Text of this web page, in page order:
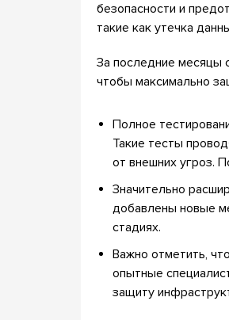
безопасности и
такие как утечка
За последние месяцы
чтобы максимально
Полное
Такие тесты
от внешних угроз.
Значительно
добавлены новые
стадиях.
Важно отметить,
опытные
защиту